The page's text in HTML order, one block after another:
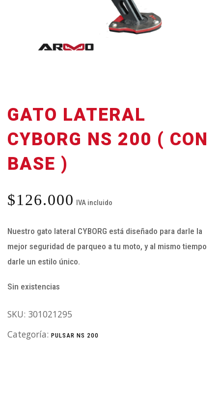
GATO LATERAL
CYBORG NS 200 ( CON
BASE )
$126.000 IVA incluido
Nuestro gato lateral CYBORG está diseñado para darle la
mejor seguridad de parqueo a tu moto, y al mismo tiempo
darle un estilo único.
Sin existencias
SKU: 301021295
Categoría: PULSAR NS 200